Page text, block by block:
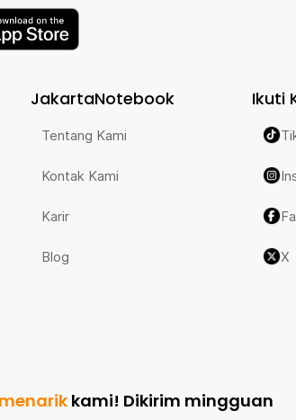
JakartaNotebook
Tentang Kami
Kontak Kami
Karir
Blog
Ikuti
X
kami! Dikirim mingguan